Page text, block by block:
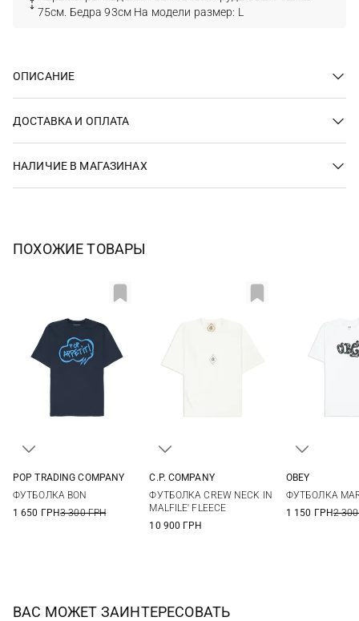
75см. Бедра 93см На модели размер: L
ОПИСАНИЕ
ДОСТАВКА И ОПЛАТА
НАЛИЧИЕ В МАГАЗИНАХ
ПОХОЖИЕ ТОВАРЫ
POP TRADING COMPANY
ФУТБОЛКА BON
1 650 ГРН3 300 ГРН
C.P. COMPANY
ФУТБОЛКА CREW NECK IN
MALFILE' FLEECE
10 900 ГРН
OBEY
ФУТБОЛКА
1 150 ГРН2
ВАС МОЖЕТ ЗАИНТЕРЕСОВАТЬ